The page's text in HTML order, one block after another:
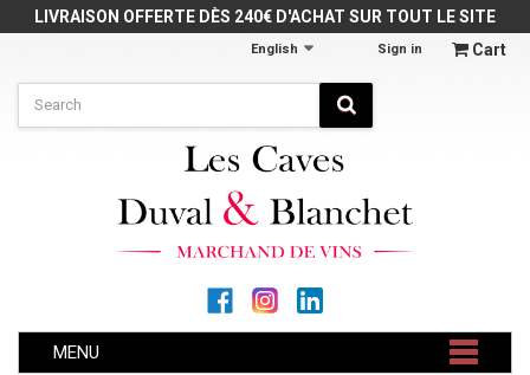
LIVRAISON OFFERTE DÈS 240€ D'ACHAT SUR TOUT LE SITE
Cart
Sign in
English
MENU
Cookies management panel